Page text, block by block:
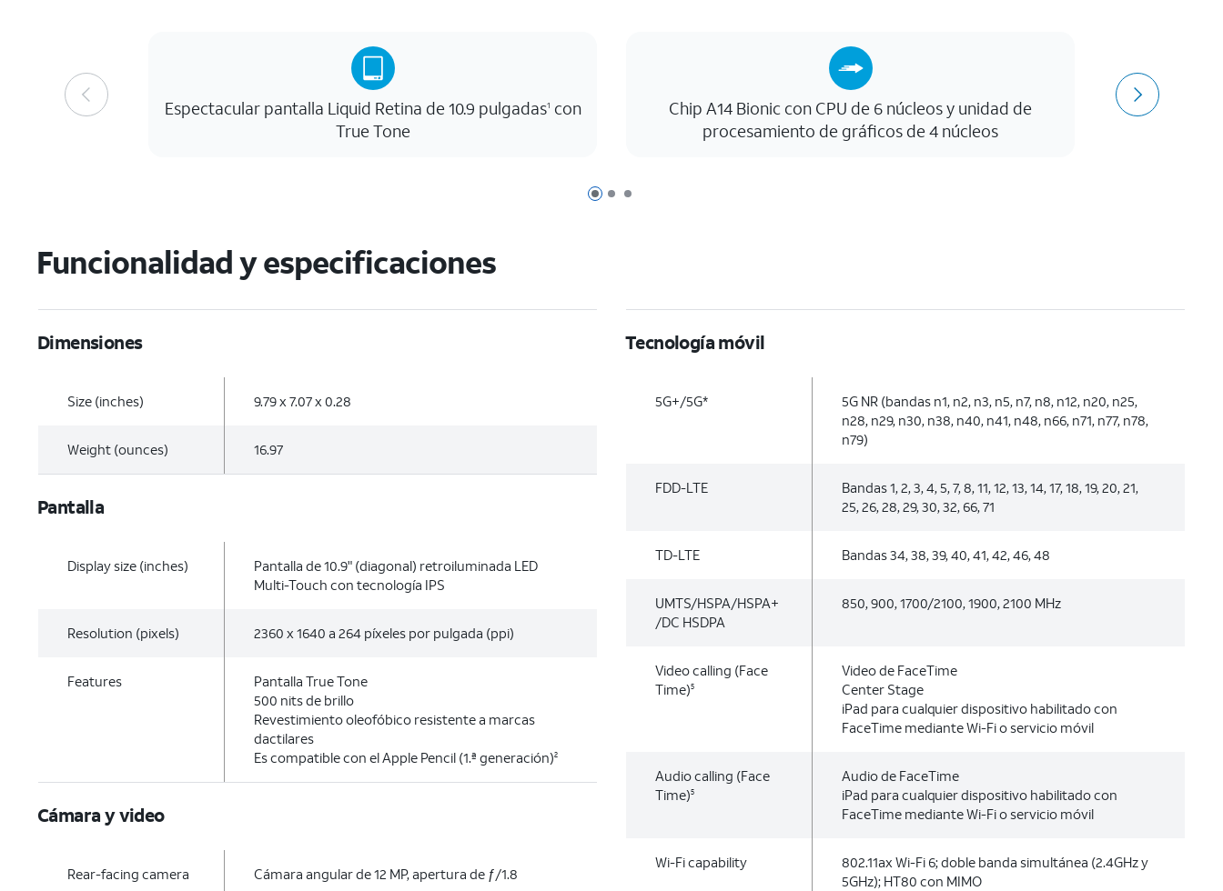
Página 1 de 3
Página 2 de 3
Página 3 de 3
Espectacular pantalla Liquid Retina de 10.9 pulgadas1 con
True Tone
Chip A14 Bionic con CPU de 6 núcleos y unidad de
procesamiento de gráficos de 4 núcleos
Funcionalidad y especificaciones
Dimensiones
Size (inches) 9.79 x 7.07 x 0.28
Weight (ounces) 16.97
Pantalla
Display size (inches)
Pantalla de 10.9" (diagonal) retroiluminada LED
Multi-Touch con tecnología IPS
Resolution (pixels) 2360 x 1640 a 264 píxeles por pulgada (ppi)
Features
Pantalla True Tone
500 nits de brillo
Revestimiento oleofóbico resistente a marcas
dactilares
Es compatible con el Apple Pencil (1.ª generación)2
Cámara y video
Rear-facing camera Cámara angular de 12 MP, apertura de ƒ/1.8
Tecnología móvil
5G+/5G*
5G NR (bandas n1, n2, n3, n5, n7, n8, n12, n20, n25,
n28, n29, n30, n38, n40, n41, n48, n66, n71, n77, n78,
n79)
FDD-LTE
Bandas 1, 2, 3, 4, 5, 7, 8, 11, 12, 13, 14, 17, 18, 19, 20, 21,
25, 26, 28, 29, 30, 32, 66, 71
TD-LTE Bandas 34, 38, 39, 40, 41, 42, 46, 48
UMTS/HSPA/HSPA+
/DC HSDPA
850, 900, 1700/2100, 1900, 2100 MHz
Video calling (Face
Time)5
Video de FaceTime
Center Stage
iPad para cualquier dispositivo habilitado con
FaceTime mediante Wi-Fi o servicio móvil
Audio calling (Face
Time)5
Audio de FaceTime
iPad para cualquier dispositivo habilitado con
FaceTime mediante Wi-Fi o servicio móvil
Wi-Fi capability
802.11ax Wi-Fi 6; doble banda simultánea (2.4GHz y
5GHz); HT80 con MIMO